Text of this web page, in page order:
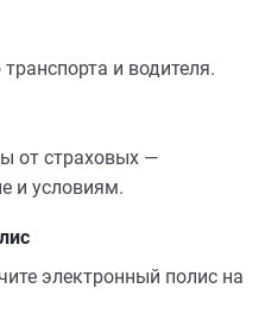
и водителя.
от страховых —
и условиям.
электронный полис на